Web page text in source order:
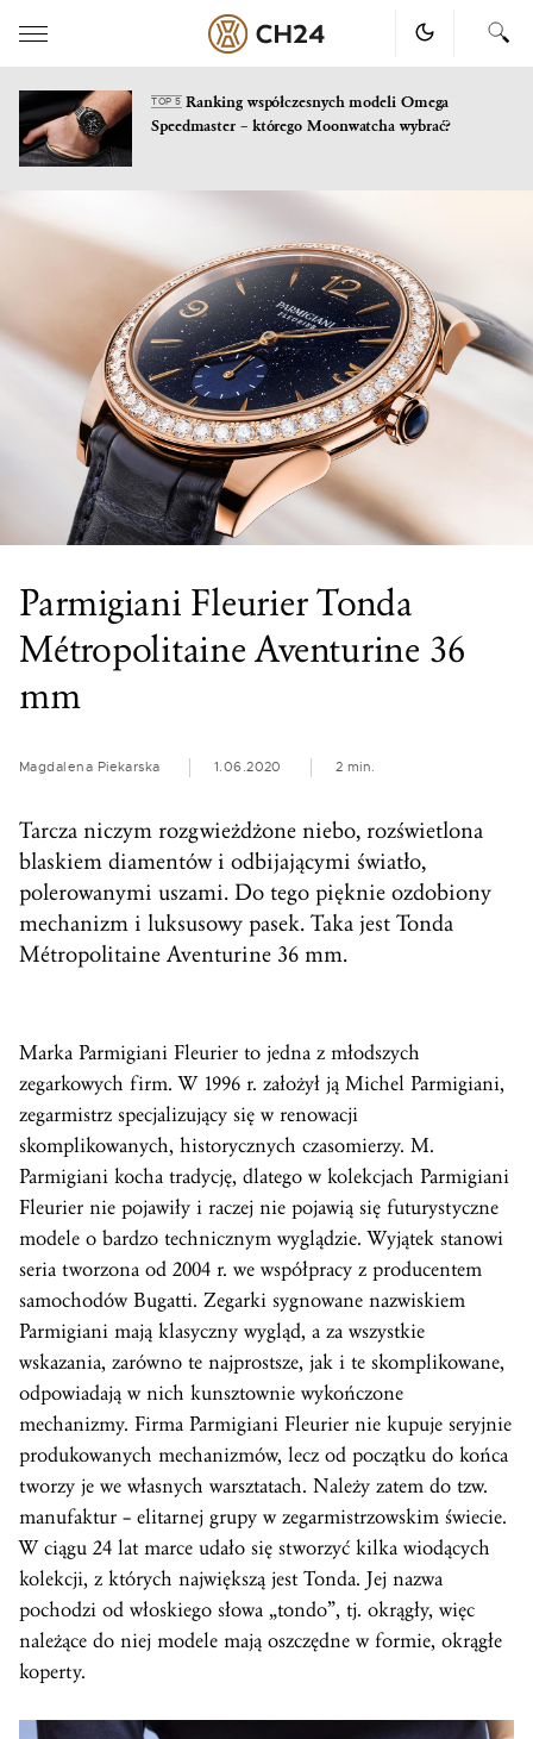
TOP 5Ranking współczesnych modeli Omega
Speedmaster – którego Moonwatcha wybrać?
Parmigiani Fleurier Tonda
Métropolitaine Aventurine 36
mm
Magdalena Piekarska 1.06.2020 2 min.
Tarcza niczym rozgwieżdżone niebo, rozświetlona
blaskiem diamentów i odbijającymi światło,
polerowanymi uszami. Do tego pięknie ozdobiony
mechanizm i luksusowy pasek. Taka jest Tonda
Métropolitaine Aventurine 36 mm.
Marka Parmigiani Fleurier to jedna z młodszych
zegarkowych firm. W 1996 r. założył ją Michel Parmigiani,
zegarmistrz specjalizujący się w renowacji
skomplikowanych, historycznych czasomierzy. M.
Parmigiani kocha tradycję, dlatego w kolekcjach Parmigiani
Fleurier nie pojawiły i raczej nie pojawią się futurystyczne
modele o bardzo technicznym wyglądzie. Wyjątek stanowi
seria tworzona od 2004 r. we współpracy z producentem
samochodów Bugatti. Zegarki sygnowane nazwiskiem
Parmigiani mają klasyczny wygląd, a za wszystkie
wskazania, zarówno te najprostsze, jak i te skomplikowane,
odpowiadają w nich kunsztownie wykończone
mechanizmy. Firma Parmigiani Fleurier nie kupuje seryjnie
produkowanych mechanizmów, lecz od początku do końca
tworzy je we własnych warsztatach. Należy zatem do tzw.
manufaktur – elitarnej grupy w zegarmistrzowskim świecie.
W ciągu 24 lat marce udało się stworzyć kilka wiodących
kolekcji, z których największą jest Tonda. Jej nazwa
pochodzi od włoskiego słowa „tondo”, tj. okrągły, więc
należące do niej modele mają oszczędne w formie, okrągłe
koperty.